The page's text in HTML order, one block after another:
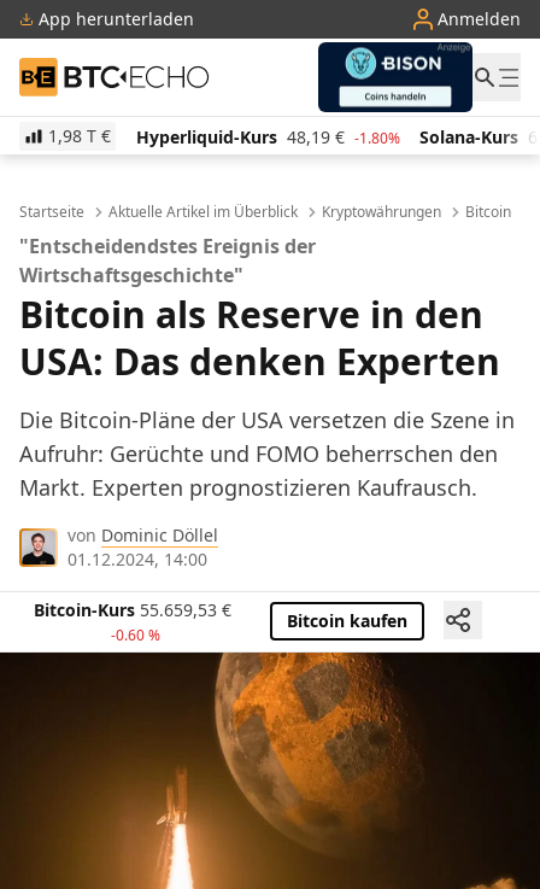
App herunterladen Anmelden
BTC-ECHO
1,98 T €
Hyperliquid-Kurs 48,19 € -1.80% Solana-Kurs 63,07 € -1.40%
Startseite Aktuelle Artikel im Überblick Kryptowährungen Bitcoin
"Entscheidendstes Ereignis der
Wirtschaftsgeschichte"
Bitcoin als Reserve in den
USA: Das denken Experten
Die Bitcoin-Pläne der USA versetzen die Szene in
Aufruhr: Gerüchte und FOMO beherrschen den
Markt. Experten prognostizieren Kaufrausch.
von Dominic Döllel
01.12.2024, 14:00
Bitcoin-Kurs 55.659,53 €
-0.60 %
Bitcoin kaufen